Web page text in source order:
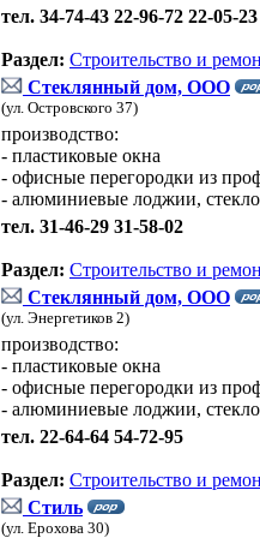
тел. 34-74-43 22-96-72 22-05-23
Раздел: Строительство и
Стеклянный дом, ООО
(ул. Островского 37)
производство:
- пластиковые окна
- офисные перегородки из
- алюминиевые лоджии,
тел. 31-46-29 31-58-02
Раздел: Строительство и
Стеклянный дом, ООО
(ул. Энергетиков 2)
производство:
- пластиковые окна
- офисные перегородки из
- алюминиевые лоджии,
тел. 22-64-64 54-72-95
Раздел: Строительство и
Стиль
(ул. Ерохова 30)